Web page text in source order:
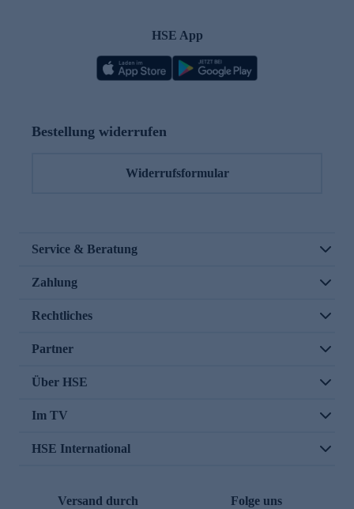
HSE App
Bestellung widerrufen
Widerrufsformular
Service & Beratung
Zahlung
Rechtliches
Partner
Über HSE
Im TV
HSE International
Versand durch Folge uns